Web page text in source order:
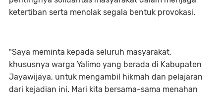
ketertiban serta menolak segala bentuk provokasi.
"Saya meminta kepada seluruh masyarakat,
khususnya warga Yalimo yang berada di Kabupaten
Jayawijaya, untuk mengambil hikmah dan pelajaran
dari kejadian ini. Mari kita bersama-sama menahan